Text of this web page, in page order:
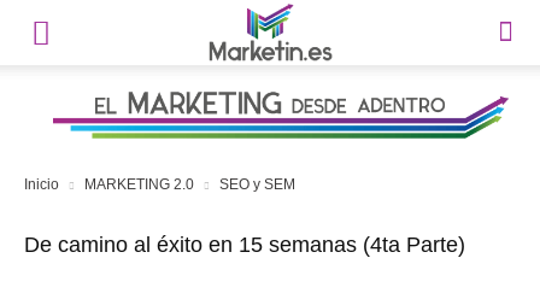
Inicio MARKETING 2.0 SEO y SEM
De camino al éxito en 15 semanas (4ta Parte)